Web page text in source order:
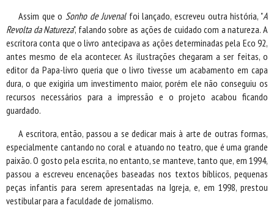
Assim que o Sonho de Juvenalfoi lançado, escreveu outra história, "A
Revolta da Natureza", falando sobre as ações de cuidado com a natureza. A
escritora conta que o livro antecipava as ações determinadas pela Eco 92,
antes mesmo de ela acontecer. As ilustrações chegaram a ser feitas, o
editor da Papa-livro queria que o livro tivesse um acabamento em capa
dura, o que exigiria um investimento maior, porém ele não conseguiu os
recursos necessários para a impressão e o projeto acabou ficando
guardado.
A escritora, então, passou a se dedicar mais à arte de outras formas,
especialmente cantando no coral e atuando no teatro, que é uma grande
paixão. O gosto pela escrita, no entanto, se manteve, tanto que, em 1994,
passou a escreveu encenações baseadas nos textos bíblicos, pequenas
peças infantis para serem apresentadas na Igreja, e, em 1998, prestou
vestibular para a faculdade de jornalismo.